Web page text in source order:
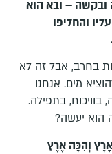
ובקשה – ובא הוא
והחליפו
בחרב, אבל זה לא
מים. אנחנו
בתפילה.
הוא יעשה?
וְהִכָּה אֶרֶץ